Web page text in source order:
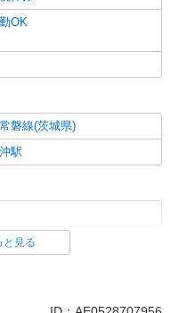
マ通勤OK！無料駐車場
詳細を見る
☆］対人スキルに磨きを
♪★筑波山
最寄駅：宮脇駅、下妻駅 ●
場完備♪
OK
磐線(茨城県)
駅
す
と見る